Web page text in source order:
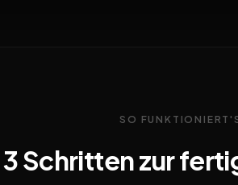
SO
3 Schritten zur